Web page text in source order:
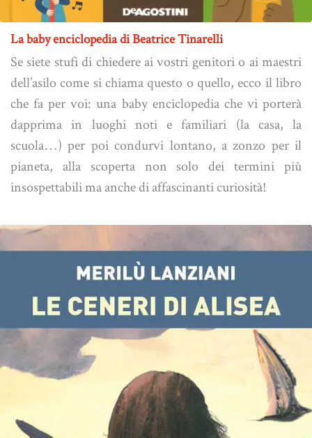
La baby enciclopedia di Beatrice Tinarelli
Se siete stufi di chiedere ai vostri genitori o ai maestri
dell’asilo come si chiama questo o quello, ecco il libro
che fa per voi: una baby enciclopedia che vi porterà
dapprima in luoghi noti e familiari (la casa, la
scuola…) per poi condurvi lontano, a zonzo per il
pianeta, alla scoperta non solo dei termini più
insospettabili ma anche di affascinanti curiosità!